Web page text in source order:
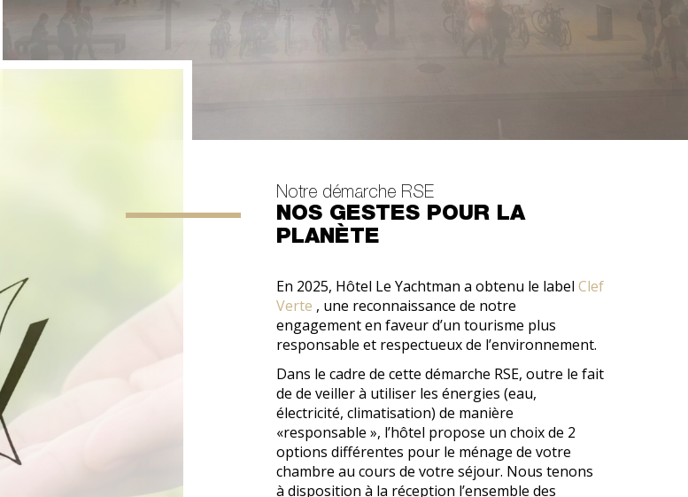
Notre démarche RSE
NOS GESTES POUR LA
PLANÈTE
En 2025, Hôtel Le Yachtman a obtenu le label Clef
Verte , une reconnaissance de notre
engagement en faveur d’un tourisme plus
responsable et respectueux de l’environnement.
Dans le cadre de cette démarche RSE, outre le fait
de de veiller à utiliser les énergies (eau,
électricité, climatisation) de manière
«responsable », l’hôtel propose un choix de 2
options différentes pour le ménage de votre
chambre au cours de votre séjour. Nous tenons
à disposition à la réception l’ensemble des